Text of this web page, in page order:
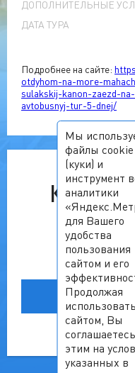
ДОПОЛНИТЕЛЬНЫЕ
ДАТА ТУРА
Подробнее на сайте:
otdyhom-na-more-
sulakskij-kanon-zaezd-
avtobusnyj-tur-5-dnej/
К
Мы
файлы cookie
(куки) и
инструмент
аналитики
для Вашего
удобства
пользования
сайтом и его
Продолжая
использовать
сайтом, Вы
этим на
указанных в